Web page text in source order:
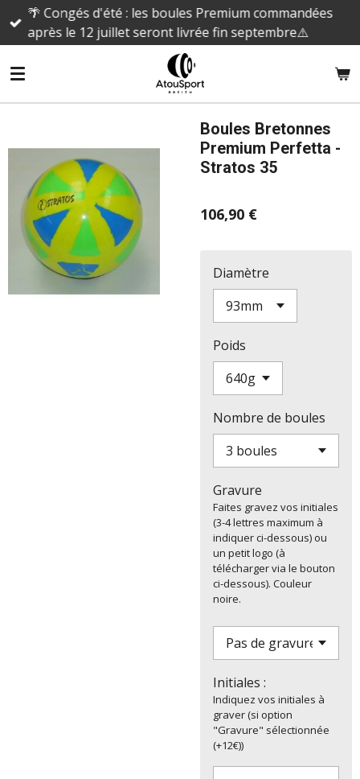
Passer
principal
🌴 Congés d'été : les boules Premium commandées
après le 12 juillet seront livrée fin septembre⚠️
Boules Bretonnes
Premium Perfetta -
Stratos 35
106,90 €
Diamètre
Poids
Nombre de boules
Gravure
Faites gravez vos initiales
(3-4 lettres maximum à
indiquer ci-dessous) ou
un petit logo (à
télécharger via le bouton
ci-dessous). Couleur
noire.
Initiales :
Indiquez vos initiales à
graver (si option
"Gravure" sélectionnée
(+12€))